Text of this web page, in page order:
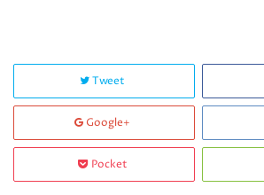
Tweet
Google+
Pocket